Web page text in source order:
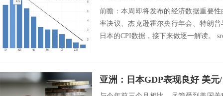
前瞻：本周即将发布的经济数据重要
率决议、杰克逊霍尔央行年会、特朗
日本的CPI数据，接下来做逐一解读。
亚洲：日本GDP表现良好 美元